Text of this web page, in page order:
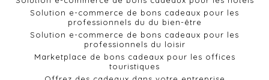
Solution e-commerce de bons cadeaux pour les
professionnels du du bien-être
Solution e-commerce de bons cadeaux pour les
professionnels du loisir
Marketplace de bons cadeaux pour les offices
touristiques